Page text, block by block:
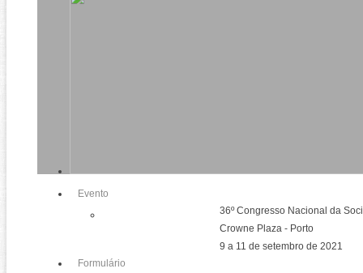
Evento
36º Congresso Nacional da
Crowne Plaza - Porto
9 a 11 de setembro de 2021
Formulário